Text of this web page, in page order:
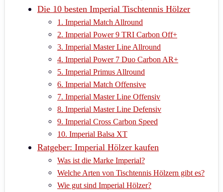
Die 10 besten Imperial Tischtennis Hölzer
1. Imperial Match Allround
2. Imperial Power 9 TRI Carbon Off+
3. Imperial Master Line Allround
4. Imperial Power 7 Duo Carbon AR+
5. Imperial Primus Allround
6. Imperial Match Offensive
7. Imperial Master Line Offensiv
8. Imperial Master Line Defensiv
9. Imperial Cross Carbon Speed
10. Imperial Balsa XT
Ratgeber: Imperial Hölzer kaufen
Was ist die Marke Imperial?
Welche Arten von Tischtennis Hölzern gibt es?
Wie gut sind Imperial Hölzer?